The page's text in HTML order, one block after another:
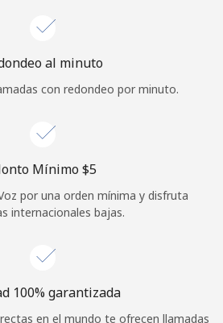
al minuto
con redondeo por minuto.
Mínimo ⁦$5⁩
por una orden mínima y disfruta
internacionales bajas.
100% garantizada
en el mundo te ofrecen llamadas